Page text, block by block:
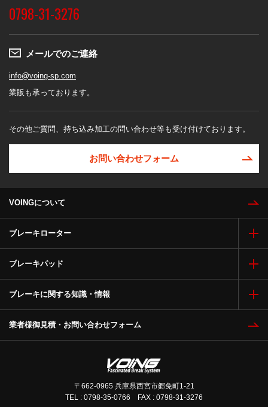
0798-31-3276
メールでのご連絡
info@voing-sp.com
業販も承っております。
その他ご質問、持ち込み加工の問い合わせ等も受け付けております。
お問い合わせフォーム
VOINGについて
ブレーキローター
ブレーキパッド
ブレーキに関する知識・情報
業者様御見積・お問い合わせフォーム
〒662-0965 兵庫県西宮市郷免町1-21
TEL : 0798-35-0766 FAX : 0798-31-3276